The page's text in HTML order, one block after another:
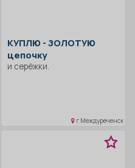
КУПЛЮ - ЗОЛОТУЮ
цепочку
и серёжки.
г Междуреченск